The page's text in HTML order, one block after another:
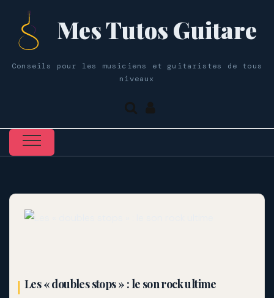
Mes Tutos Guitare
Conseils pour les musiciens et guitaristes de tous
niveaux
Les « doubles stops » : le son rock ultime